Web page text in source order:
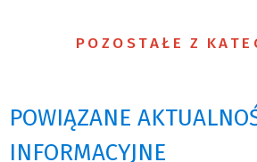
POZOSTAŁE Z
POWIĄZANE
INFORMACYJNE